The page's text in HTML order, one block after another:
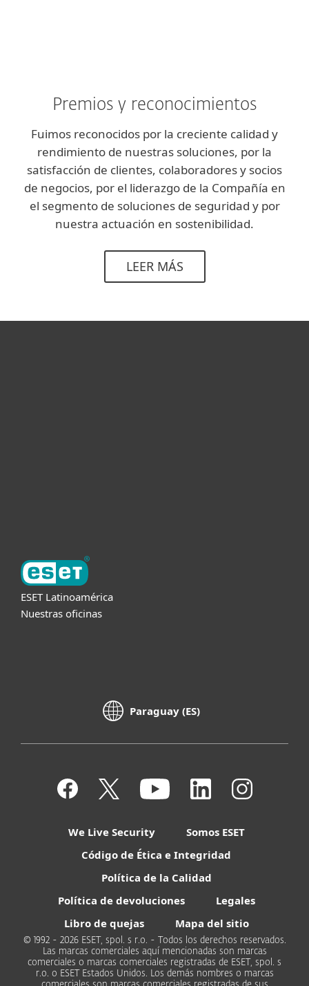
Premios y reconocimientos
Fuimos reconocidos por la creciente calidad y
rendimiento de nuestras soluciones, por la
satisfacción de clientes, colaboradores y socios
de negocios, por el liderazgo de la Compañía en
el segmento de soluciones de seguridad y por
nuestra actuación en sostenibilidad.
LEER MÁS
ESET Latinoamérica
Nuestras oficinas
Paraguay (ES)
We Live Security
Somos ESET
Código de Ética e Integridad
Política de la Calidad
Política de devoluciones
Legales
Libro de quejas
Mapa del sitio
© 1992 - 2026 ESET, spol. s r.o. - Todos los derechos reservados.
Las marcas comerciales aquí mencionadas son marcas
comerciales o marcas comerciales registradas de ESET, spol. s
r.o. o ESET Estados Unidos. Los demás nombres o marcas